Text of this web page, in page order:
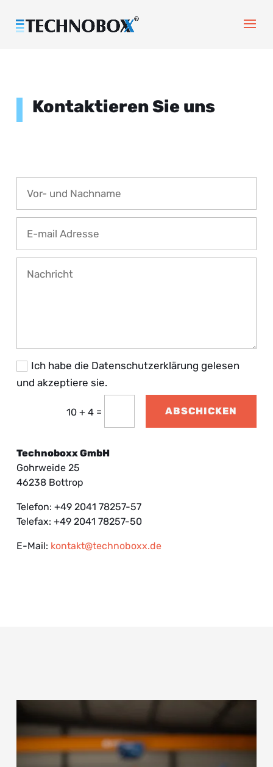
Kontaktieren Sie uns
Ich habe die Datenschutzerklärung gelesen
und akzeptiere sie.
10 + 4 = ABSCHICKEN
Technoboxx GmbH
Gohrweide 25
46238 Bottrop
Telefon: +49 2041 78257-57
Telefax: +49 2041 78257-50
E-Mail: kontakt@technoboxx.de